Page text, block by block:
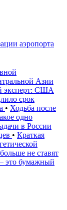
аэропорта
Азии
эксперт: США
срок
• Ходьба после
одно
в России
• Краткая
не ставят
это бумажный